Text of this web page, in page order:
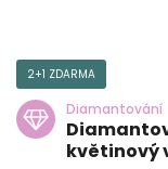
2+1 ZDARMA
Diamantování
květinový